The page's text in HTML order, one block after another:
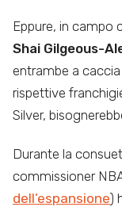
Eppure, in campo
Shai Gilgeous-
entrambe a
rispettive
Silver,
Durante la
commissioner
dell’espansione)